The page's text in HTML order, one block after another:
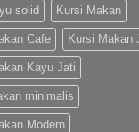
solid Kursi Makan
Cafe Kursi Makan
Kayu Jati
minimalis
Modern